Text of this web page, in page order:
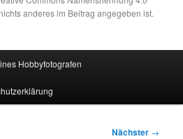
anderes im Beitrag angegeben ist.
Hobbyfotografen
Nächster →